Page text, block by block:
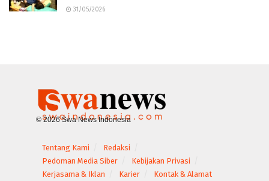
31/05/2026
© 2026 Swa News Indonesia
Tentang Kami
Redaksi
Pedoman Media Siber
Kebijakan Privasi
Kerjasama & Iklan
Karier Kontak & Alamat